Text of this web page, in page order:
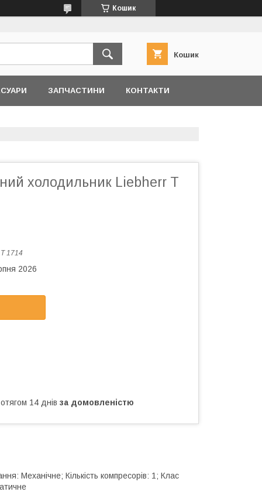
Кошик
Кошик
ЗАПЧАСТИНИ КОНТАКТИ
холодильник Liebherr T
T 1714
2026
14 днів за домовленістю
Механічне; Кількість компресорів: 1; Клас